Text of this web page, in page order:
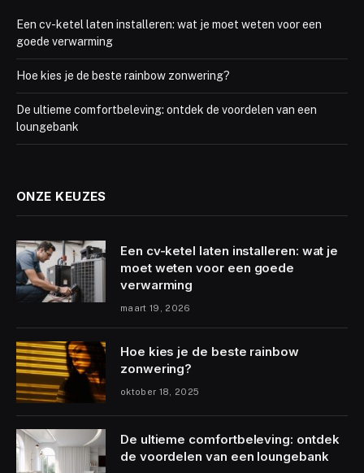
Een cv-ketel laten installeren: wat je moet weten voor een
goede verwarming
Hoe kies je de beste rainbow zonwering?
De ultieme comfortbeleving: ontdek de voordelen van een
loungebank
ONZE KEUZES
Een cv-ketel laten installeren: wat je
moet weten voor een goede
verwarming
maart 19, 2026
Hoe kies je de beste rainbow
zonwering?
oktober 18, 2025
De ultieme comfortbeleving: ontdek
de voordelen van een loungebank